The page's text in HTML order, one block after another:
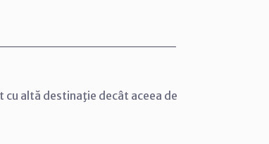
nr. __________________
altă destinaţie decât aceea de